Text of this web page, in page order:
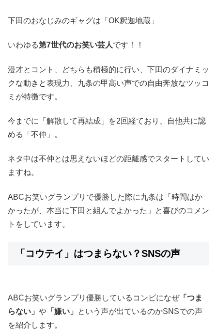
下田のおなじみのギャグは「OK釈迦地蔵」
いわゆる第7世代のお笑い芸人です！！
漫才とコント、どちらも積極的に行い、下田のダイナミッ
クな動きと表現力、九条の甲高い声での自由奔放なツッコ
ミが特徴です。
今までに「解散して再結成」を2回経ており、自他共に認
める「不仲」。
ネタ中は不仲とは思えないほどの距離感でスタートしてい
ますね。
ABCお笑いグランプリで優勝した際に九条は「時間はか
かったが、本当に下田と組んでよかった」と喜びのコメン
トをしています。
「コウテイ」はつまらない？SNSの声
ABCお笑いグランプリ優勝しているコンビになぜ「つま
らない」 や 「嫌い」
という声が出ているのかSNSでの声
を紹介します。